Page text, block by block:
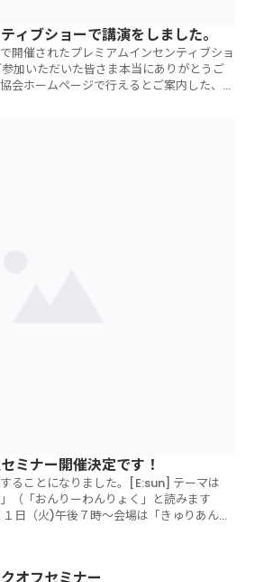
ィブショーで講演をしました。
開催されたプレミアムインセンティブショ
加いただいた皆さま本当にありがとうご
会ホームページで行えるとご案内した、ス
ミナー開催決定です！
ることになりました。[E:sun] テーマは
（「おんりーわんりょく」と読みます
日（火)午後７時～会場は「きゅりあん」